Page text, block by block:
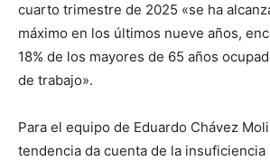
cuarto trimestre de 2025 «se ha
máximo en los últimos nueve años,
18% de los mayores de 65 años
de trabajo».
Para el equipo de Eduardo Chávez
tendencia da cuenta de la